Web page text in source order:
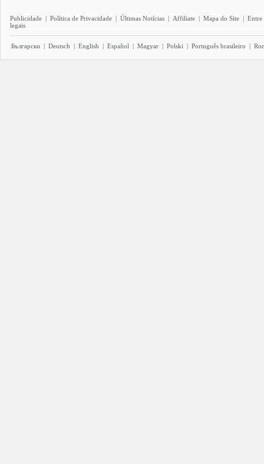
Publicidade | Política de Privacidade | Últimas Notícias | Affiliate | Mapa do Site | Entre
legais
Български | Deutsch | English | Español | Magyar | Polski | Português brasileiro |